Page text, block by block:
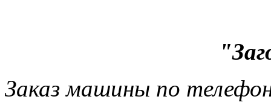
Заказ машины по